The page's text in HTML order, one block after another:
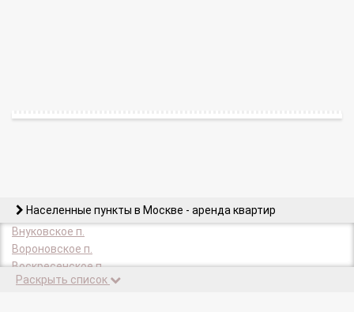
Населенные пункты в Москве - аренда квартир
Внуковское п.
Вороновское п.
Воскресенское п.
Десеновское п.
Раскрыть список